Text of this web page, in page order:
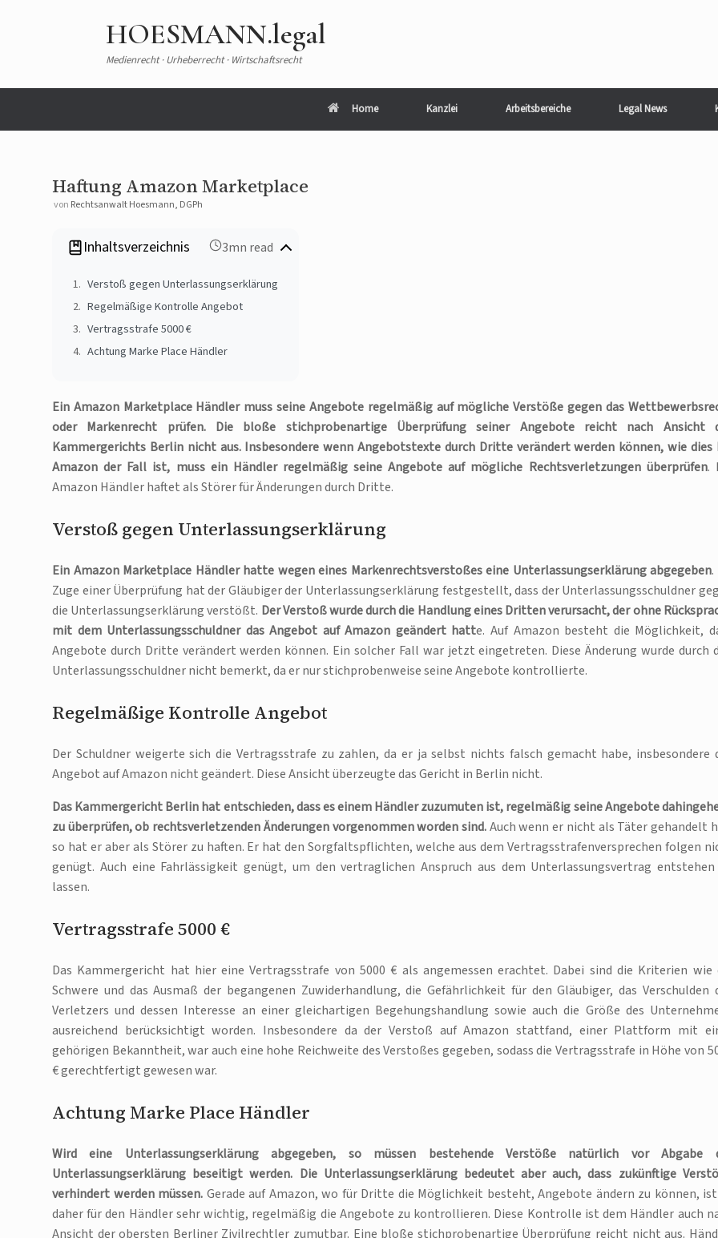
HOESMANN.legal
Medienrecht · Urheberrecht · Wirtschaftsrecht
Home Kanzlei Arbeitsbereiche Legal News
Haftung Amazon Marketplace
von Rechtsanwalt Hoesmann, DGPh
Inhaltsverzeichnis 3mn read
Verstoß gegen Unterlassungserklärung
Regelmäßige Kontrolle Angebot
Vertragsstrafe 5000 €
Achtung Marke Place Händler
Ein Amazon Marketplace Händler muss seine Angebote regelmäßig auf mögliche Verstöße gegen das
oder Markenrecht prüfen.
Die bloße stichprobenartige Überprüfung seiner Angebote reicht nach Ansicht
Kammergerichts Berlin nicht aus. Insbesondere wenn Angebotstexte durch Dritte verändert werden können, wie dies
Amazon der Fall ist, muss ein Händler regelmäßig seine Angebote auf mögliche Rechtsverletzungen überprüfen.
Amazon Händler haftet als Störer für Änderungen durch Dritte.
Verstoß gegen Unterlassungserklärung
Ein Amazon Marketplace Händler hatte wegen eines Markenrechtsverstoßes eine Unterlassungserklärung abgegeben
Zuge einer Überprüfung hat der Gläubiger der Unterlassungserklärung festgestellt, dass der Unterlassungsschuldner
die Unterlassungserklärung verstößt. Der Verstoß wurde durch die Handlung eines Dritten verursacht, der ohne
mit dem Unterlassungsschuldner das Angebot auf Amazon geändert hatte. Auf Amazon besteht die Möglichkeit,
Angebote durch Dritte verändert werden können. Ein solcher Fall war jetzt eingetreten. Diese Änderung wurde durch
Unterlassungsschuldner nicht bemerkt, da er nur stichprobenweise seine Angebote kontrollierte.
Regelmäßige Kontrolle Angebot
Der Schuldner weigerte sich die Vertragsstrafe zu zahlen, da er ja selbst nichts falsch gemacht habe, insbesondere
Angebot auf Amazon nicht geändert. Diese Ansicht überzeugte das Gericht in Berlin nicht.
Das Kammergericht Berlin hat entschieden, dass es einem Händler zuzumuten ist, regelmäßig seine Angebote
zu überprüfen, ob rechtsverletzenden Änderungen vorgenommen worden sind.Auch wenn er nicht als Täter gehandelt
so hat er aber als Störer zu haften. Er hat den Sorgfaltspflichten, welche aus dem Vertragsstrafenversprechen folgen
genügt. Auch eine Fahrlässigkeit genügt, um den vertraglichen Anspruch aus dem Unterlassungsvertrag
lassen.
Vertragsstrafe 5000 €
Das Kammergericht hat hier eine Vertragsstrafe von 5000 € als angemessen erachtet. Dabei sind die Kriterien wie
Schwere und das Ausmaß der begangenen Zuwiderhandlung, die Gefährlichkeit für den Gläubiger, das Verschulden
Verletzers und dessen Interesse an einer gleichartigen Begehungshandlung sowie auch die Größe des
ausreichend berücksichtigt worden. Insbesondere da der Verstoß auf Amazon stattfand, einer Plattform mit
gehörigen Bekanntheit, war auch eine hohe Reichweite des Verstoßes gegeben, sodass die Vertragsstrafe in Höhe von
€ gerechtfertigt gewesen war.
Achtung Marke Place Händler
Wird eine Unterlassungserklärung abgegeben, so müssen bestehende Verstöße natürlich vor Abgabe
Unterlassungserklärung beseitigt werden. Die Unterlassungserklärung bedeutet aber auch, dass zukünftige
verhindert werden müssen. Gerade auf Amazon, wo für Dritte die Möglichkeit besteht, Angebote ändern zu können,
daher für den Händler sehr wichtig, regelmäßig die Angebote zu kontrollieren. Diese Kontrolle ist dem Händler auch
Ansicht der obersten Berliner Zivilrechtler zumutbar. Eine bloße stichprobenartige Überprüfung reicht nicht aus.